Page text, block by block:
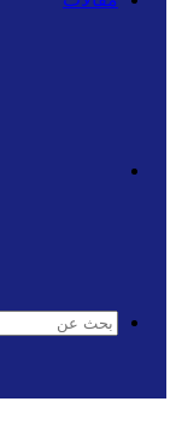
المظلم